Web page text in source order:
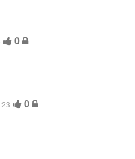
0
0